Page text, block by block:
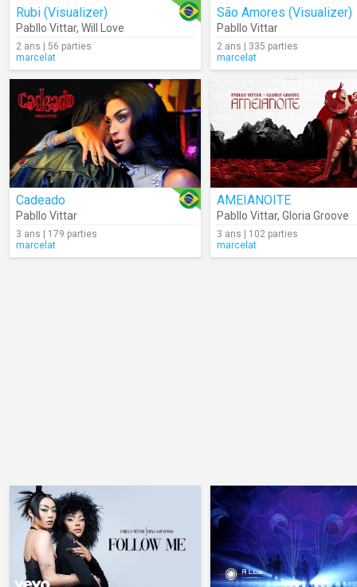
Rubi (Visualizer)
Pabllo Vittar, Will Love
2 ans | 56 parties
marcelat
São Amores (Visualizer)
Pabllo Vittar
2 ans | 335 parties
marcelat
Cadeado
Pabllo Vittar
3 ans | 179 parties
marcelat
AMEIANOITE
Pabllo Vittar, Gloria Groove
3 ans | 102 parties
marcelat